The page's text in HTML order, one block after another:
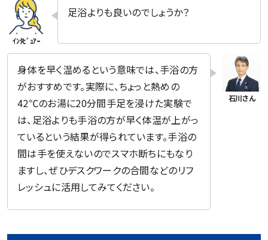
足浴よりも良いのでしょうか？
身体を早く温めるという意味では、手浴の方
がおすすめです。実際に、ちょっと熱めの
42℃のお湯に20分間手足を浸けた実験で
は、足浴よりも手浴の方が早く体温が上がっ
ているという結果が得られています。手浴の
間は手を使えないのでスマホ断ちにもなり
ますし、ぜひデスクワークの合間などのリフ
レッシュに活用してみてください。